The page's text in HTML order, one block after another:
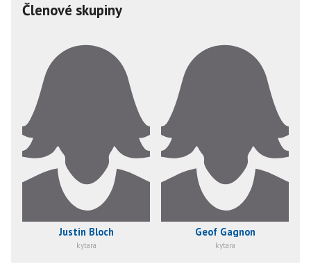
Členové skupiny
Justin Bloch
kytara
Geof Gagnon
kytara